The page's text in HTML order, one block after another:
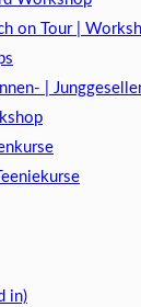
on Tour |
|
in)